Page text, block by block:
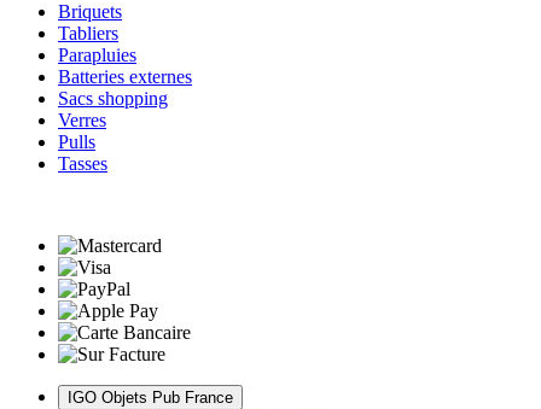
Briquets
Tabliers
Parapluies
Batteries externes
Sacs shopping
Verres
Pulls
Tasses
IGO Objets Pub France